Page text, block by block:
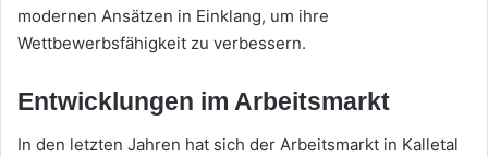
modernen Ansätzen in Einklang, um ihre
Wettbewerbsfähigkeit zu verbessern.
Entwicklungen im Arbeitsmarkt
In den letzten Jahren hat sich der Arbeitsmarkt in Kalletal